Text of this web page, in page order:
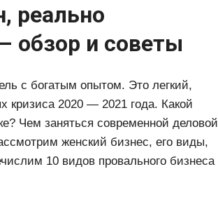
реально
обзор и советы
с богатым опытом. Это легкий,
кризиса 2020 — 2021 года. Какой
Чем заняться современной деловой
женский бизнес, его виды,
10 видов провального бизнеса